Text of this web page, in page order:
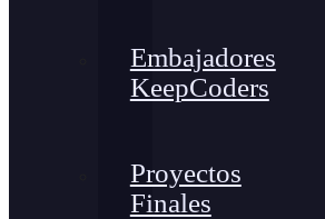
Embajadores
KeepCoders
Proyectos
Finales